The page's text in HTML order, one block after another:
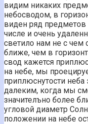
видим никаких
небосводом, в
виден ряд предметов
числе и очень
светило нам не с чем
ближе, чем в
свод кажется
на небе, мы
приплюснутости неба
далеким, когда мы
значителъно более
угловой диаметр
положении на небе